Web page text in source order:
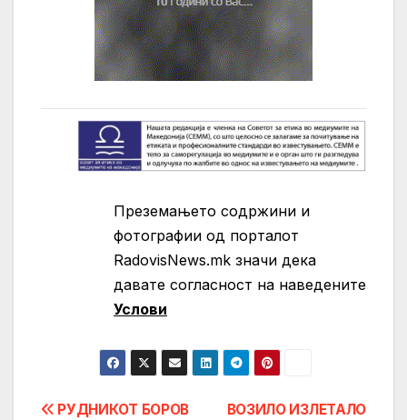
Преземањето содржини и
фотографии од порталот
RadovisNews.mk значи дека
давате согласност на нaведените
Услови
ВОЗИЛО ИЗЛЕТАЛО
РУДНИКОТ БОРОВ